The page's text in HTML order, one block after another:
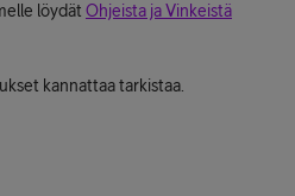
löydät Ohjeista ja Vinkeistä
kannattaa tarkistaa.